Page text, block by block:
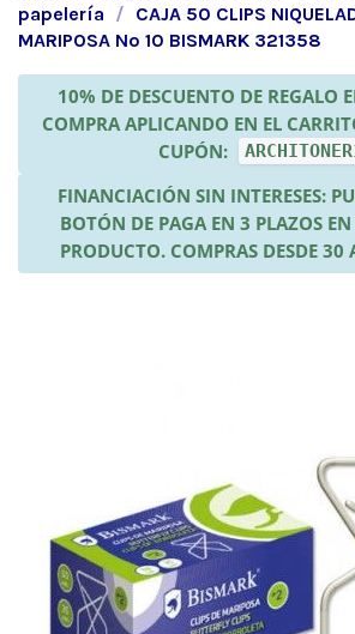
papelería
CAJA 50 CLIPS
MARIPOSA Nº 10 BISMARK 321358
10% DE DESCUENTO DE REGALO
COMPRA APLICANDO EN EL
CUPÓN:
FINANCIACIÓN SIN INTERESES:
BOTÓN DE PAGA EN 3 PLAZOS
PRODUCTO. COMPRAS DESDE 30